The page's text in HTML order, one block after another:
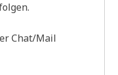
Chat/Mail